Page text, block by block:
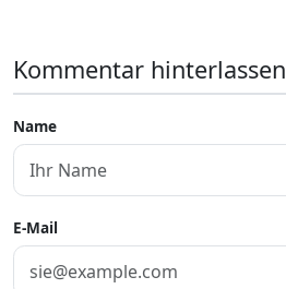
Kommentar hinterlassen
Name
E-Mail